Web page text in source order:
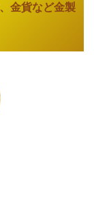
金貨など金製